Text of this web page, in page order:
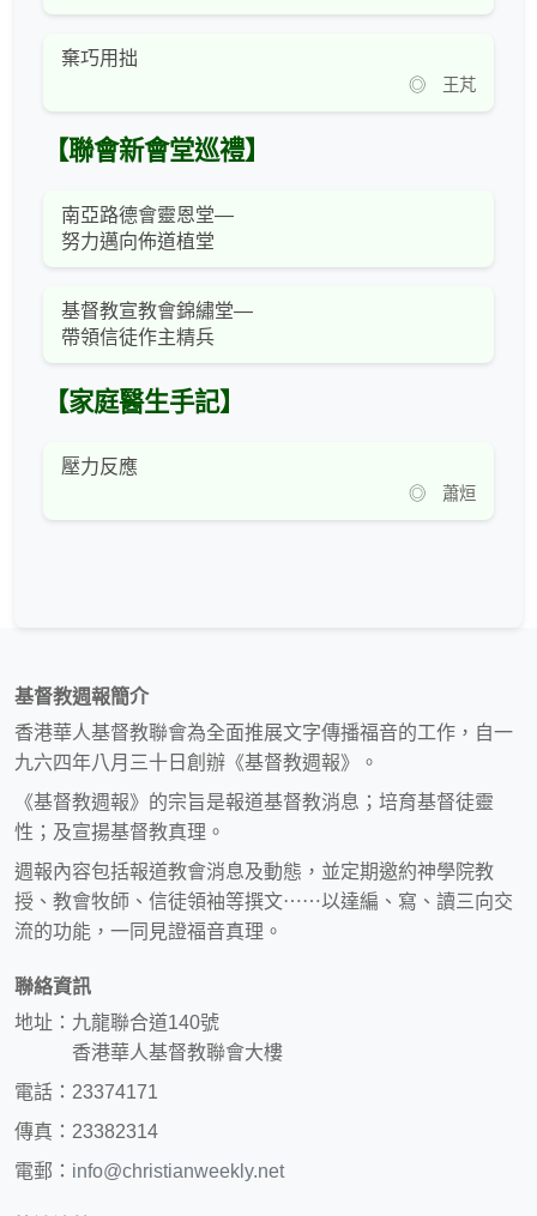
棄巧用拙
◎ 王芃
【聯會新會堂巡禮】
南亞路德會靈恩堂—
努力邁向佈道植堂
基督教宣教會錦繡堂—
帶領信徒作主精兵
【家庭醫生手記】
壓力反應
◎ 蕭烜
基督教週報簡介
香港華人基督教聯會為全面推展文字傳播福音的工作，自一
九六四年八月三十日創辦《基督教週報》。
《基督教週報》的宗旨是報道基督教消息；培育基督徒靈
性；及宣揚基督教真理。
週報內容包括報道教會消息及動態，並定期邀約神學院教
授、教會牧師、信徒領袖等撰文⋯⋯以達編、寫、讀三向交
流的功能，一同見證福音真理。
聯絡資訊
地址：九龍聯合道140號
香港華人基督教聯會大樓
電話：23374171
傳真：23382314
電郵： info@christianweekly.net